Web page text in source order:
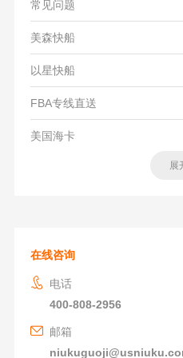
常见问题
美森快船
以星快船
FBA专线直送
美国海卡
展
在线咨询
电话
400-808-2956
邮箱